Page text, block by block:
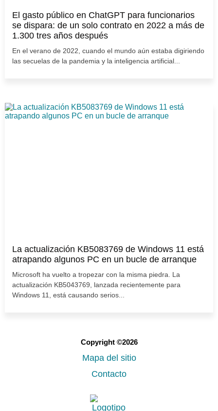
El gasto público en ChatGPT para funcionarios
se dispara: de un solo contrato en 2022 a más de
1.300 tres años después
En el verano de 2022, cuando el mundo aún estaba digiriendo
las secuelas de la pandemia y la inteligencia artificial...
La actualización KB5083769 de Windows 11 está
atrapando algunos PC en un bucle de arranque
Microsoft ha vuelto a tropezar con la misma piedra. La
actualización KB5043769, lanzada recientemente para
Windows 11, está causando serios...
Copyright ©2026
Mapa del sitio
Contacto